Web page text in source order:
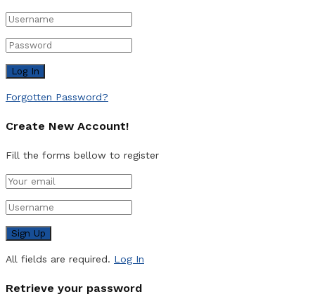
Forgotten Password?
Create New Account!
Fill the forms bellow to register
All fields are required. Log In
Retrieve your password